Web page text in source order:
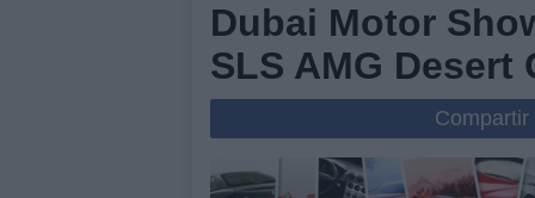
Dubai Motor
SLS AMG Desert